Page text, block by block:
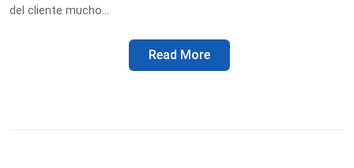
del cliente mucho…
Read More